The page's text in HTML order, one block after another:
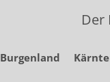
Der
Burgenland